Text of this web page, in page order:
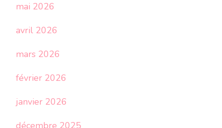
mai 2026
avril 2026
mars 2026
février 2026
janvier 2026
décembre 2025